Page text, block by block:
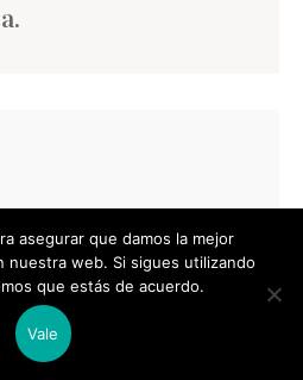
superficie
asegurar que damos la mejor
nuestra web. Si sigues utilizando
que estás de acuerdo.
Vale